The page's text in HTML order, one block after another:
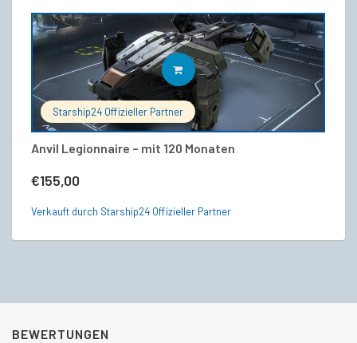
Starship24 Offizieller Partner
Anvil Legionnaire – mit 120 Monaten
€155,00
IN DEN WARENKORB
Verkauft durch Starship24 Offizieller Partner
BEWERTUNGEN